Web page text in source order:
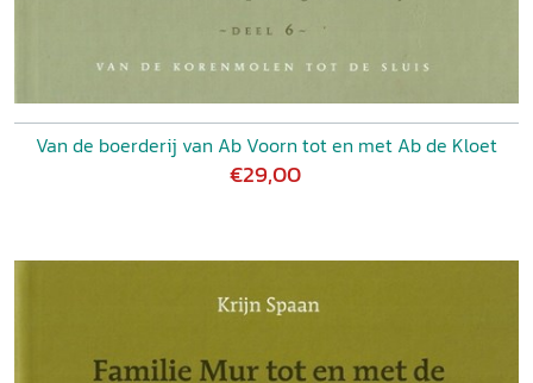
Van de boerderij van Ab Voorn tot en met Ab de Kloet
€29,00